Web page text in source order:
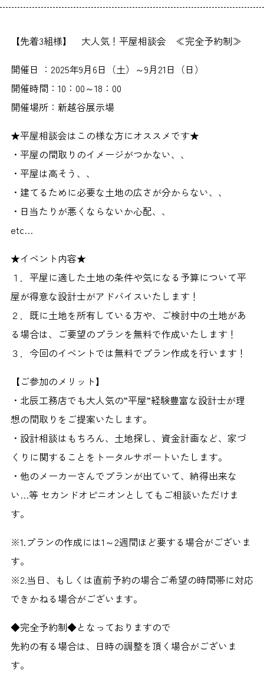
【先着3組様】 大人気！平屋相談会 ≪完全予約制≫
開催日 ：2025年9月6日（土）～9月21日（日）
開催時間：10：00～18：00
開催場所：新越谷展示場
★平屋相談会はこの様な方にオススメです★
・平屋の間取りのイメージがつかない、、
・平屋は高そう、、
・建てるために必要な土地の広さが分からない、、
・日当たりが悪くならないか心配、、
etc…
★イベント内容★
１．平屋に適した土地の条件や気になる予算について平
屋が得意な設計士がアドバイスいたします！
２．既に土地を所有している方や、ご検討中の土地があ
る場合は、ご要望のプランを無料で作成いたします！
３．今回のイベントでは無料でプラン作成を行います！
【ご参加のメリット】
・北辰工務店でも大人気の”平屋”経験豊富な設計士が理
想の間取りをご提案いたします。
・設計相談はもちろん、土地探し、資金計画など、家づ
くりに関することをトータルサポートいたします。
・他のメーカーさんでプランが出ていて、納得出来な
い…等 セカンドオピニオンとしてもご相談いただけま
す。
※1.プランの作成には1～2週間ほど要する場合がございま
す。
※2.当日、もしくは直前予約の場合ご希望の時間帯に対応
できかねる場合がございます。
◆完全予約制◆となっておりますので
先約の有る場合は、日時の調整を頂く場合がございま
す。